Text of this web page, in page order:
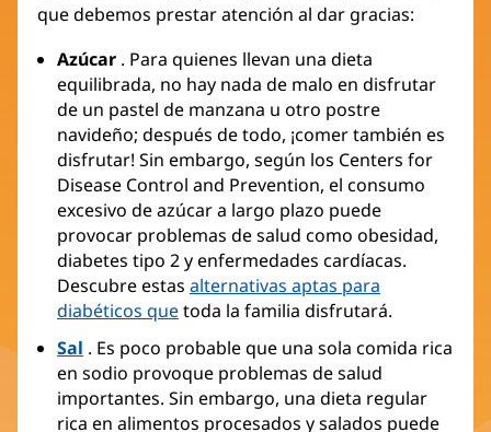
que debemos prestar atención al dar gracias:
Azúcar . Para quienes llevan una dieta
equilibrada, no hay nada de malo en disfrutar
de un pastel de manzana u otro postre
navideño; después de todo, ¡comer también es
disfrutar! Sin embargo, según los Centers for
Disease Control and Prevention, el consumo
excesivo de azúcar a largo plazo puede
provocar problemas de salud como obesidad,
diabetes tipo 2 y enfermedades cardíacas.
Descubre estas alternativas aptas para
diabéticos quetoda la familia disfrutará.
Sal . Es poco probable que una sola comida rica
en sodio provoque problemas de salud
importantes. Sin embargo, una dieta regular
rica en alimentos procesados ​​y salados puede